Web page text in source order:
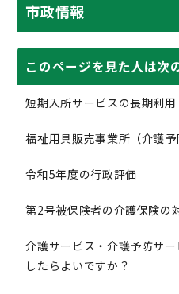
市政情報
このページを見た人は次
短期入所サービスの長期利用
福祉用具販売事業所（介護予
令和5年度の行政評価
第2号被保険者の介護保険の
介護サービス・介護予防サ
したらよいですか？